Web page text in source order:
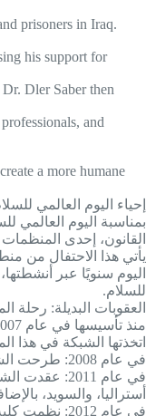
prisoners in Iraq.
his support for
Dler Saber then
and
a more humane
إحياء اليوم العالمي
القانون، إحدى
يأتي هذا الاحتفال من
اليوم سنويًا عبر
للسلام.
العقوبات البديلة: رحلة
اتخذتها الشبكة في هذا
في عام 2008: طرحت الشبكة فكرة العقوبات البديلة على المجتمع المدني، والمنظمات غير الحكومية، والجامعات، والإعلام، والأحزاب السياسية، وذلك عبر ندوات ومحاضرات وطاولات مستديرة.
في عام
أستراليا، والسويد،
في عام 2012: نظمت كلية القانون في جامعة دهوك مؤتمرًا عن العقوبات البديلة، شاركت فيه الشبكة لعرض تجربتها، وتم تقديم مخرجات المؤتمر إلى برلمان كوردستان.